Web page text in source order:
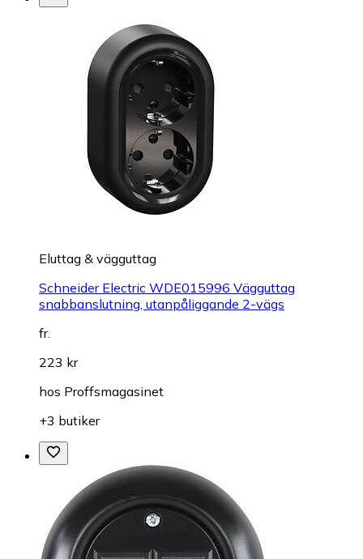
Eluttag & vägguttag
Schneider Electric WDE015996 Vägguttag
snabbanslutning, utanpåliggande 2-vägs
fr.
223 kr
hos Proffsmagasinet
+3 butiker